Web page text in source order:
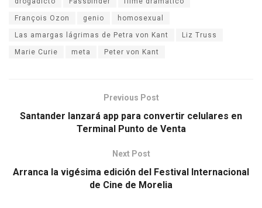
François Ozon genio homosexual
Las amargas lágrimas de Petra von Kant Liz Truss
Marie Curie meta Peter von Kant
Previous Post
Santander lanzará app para convertir celulares en
Terminal Punto de Venta
Next Post
Arranca la vigésima edición del Festival Internacional
de Cine de Morelia